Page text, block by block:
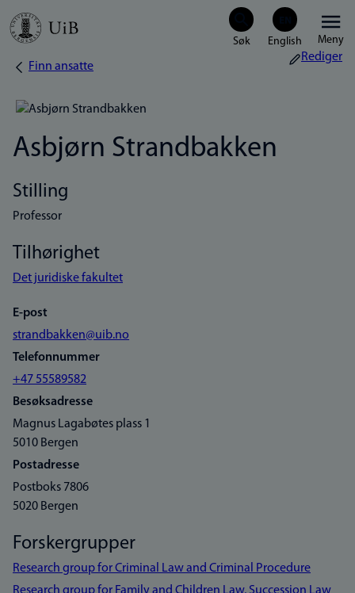
Hopp
Meny
Navigasjonssti
Finn ansatte
Rediger
Asbjørn Strandbakken
Stilling
Professor
Tilhørighet
Det juridiske fakultet
E-post
strandbakken@uib.no
Telefonnummer
+47 55589582
Besøksadresse
Magnus Lagabøtes plass 1
5010 Bergen
Postadresse
Postboks 7806
5020 Bergen
Forskergrupper
Research group for Criminal Law and Criminal Procedure